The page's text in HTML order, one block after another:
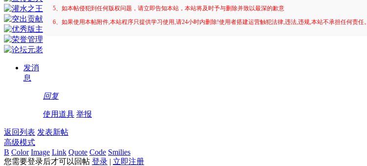
发消
息
5、如本帖侵犯到任何版权问题，请立即告知本站，本站将及时予与删除并致以最深的歉意
6、如果使用本帖附件,本站程序只提供学习使用,请24小时内删除!使用者搭建运营触犯法律,违法,违规,本站不承担任何责任。
回复
使用道具 举报
返回列表 发表新帖
高级模式
B Color Image Link Quote Code Smilies
您需要登录后才可以回帖 登录 | 立即注册